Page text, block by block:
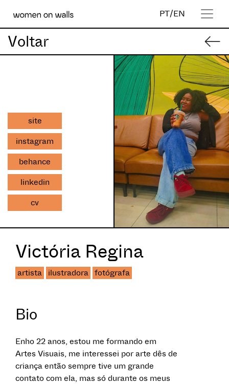
PT/EN
Voltar
site
instagram
behance
linkedin
cv
Victória Regina
artista ilustradora fotógrafa
Bio
Enho 22 anos, estou me formando em
Artes Visuais, me interessei por arte dês de
criança então sempre tive um grande
contato com ela, mas só durante os meus